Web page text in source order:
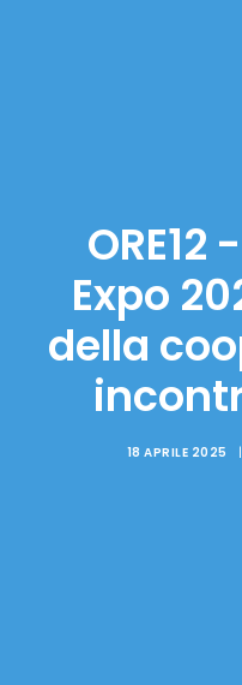
Expo
della
18 APRILE 2025 |